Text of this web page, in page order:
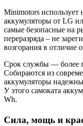
Minimotors
аккумуляторы от LG
самые безопасные на
переразряда – не
возгорания в отличие
Срок службы — более
Собираются из
аккумуляторы
У этого самоката
Wh.
Сила, мощь и